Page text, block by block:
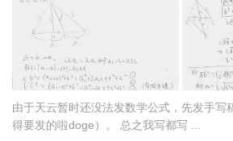
由于天云暂时还没法发数学公式，先发手写
得要发的啦doge）。 总之我写都写 ...